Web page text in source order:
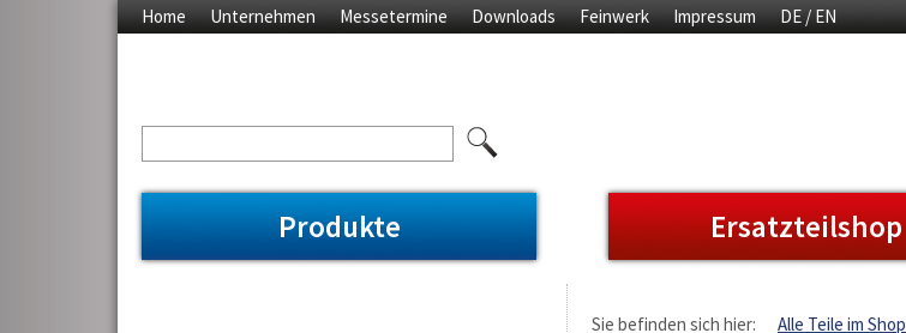
Home Unternehmen Messetermine Downloads Feinwerk Impressum DE / EN
Produkte Ersatzteilshop
Sie befinden sich hier: Alle Teile im Shop